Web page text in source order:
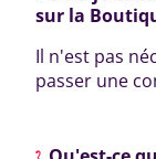
sur la
Il n'est pas
passer une